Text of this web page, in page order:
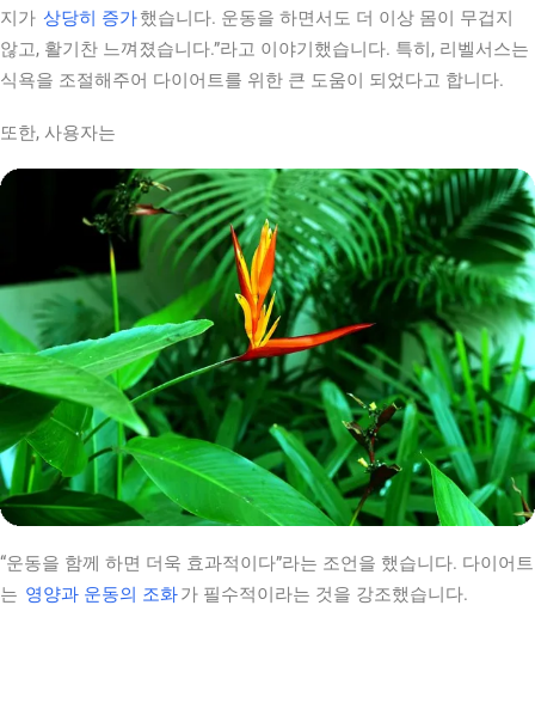
지가 상당히 증가했습니다. 운동을 하면서도 더 이상 몸이 무겁지
않고, 활기찬 느껴졌습니다.”라고 이야기했습니다. 특히, 리벨서스는
식욕을 조절해주어 다이어트를 위한 큰 도움이 되었다고 합니다.
또한, 사용자는
“운동을 함께 하면 더욱 효과적이다”라는 조언을 했습니다. 다이어트
는 영양과 운동의 조화가 필수적이라는 것을 강조했습니다.